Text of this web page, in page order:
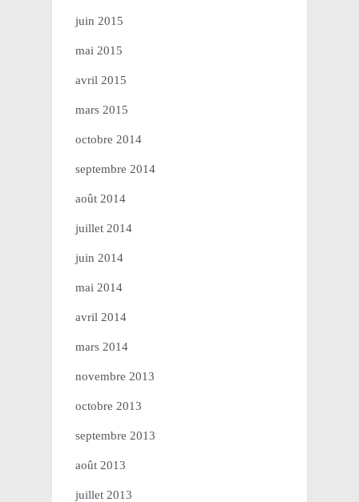
juin 2015
mai 2015
avril 2015
mars 2015
octobre 2014
septembre 2014
août 2014
juillet 2014
juin 2014
mai 2014
avril 2014
mars 2014
novembre 2013
octobre 2013
septembre 2013
août 2013
juillet 2013